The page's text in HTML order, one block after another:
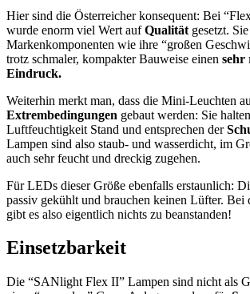
Hier sind die Österreicher konsequent: Bei
wurde enorm viel Wert aufQualität gesetzt.
Markenkomponenten wie ihre “großen
trotz schmaler, kompakter Bauweise einen sehr
Eindruck.
Weiterhin merkt man, dass die Mini-Leuchten
Extrembedingungen gebaut werden: Sie
Luftfeuchtigkeit Stand und entsprechen der
Lampen sind also staub- und wasserdicht, im
auch sehr feucht und dreckig zugehen.
Für LEDs dieser Größe ebenfalls erstaunlich:
passiv gekühlt und brauchen keinen Lüfter. Bei
gibt es also eigentlich nichts zu beanstanden!
Einsetzbarkeit
Die “SANlight Flex II” Lampen sind nicht als